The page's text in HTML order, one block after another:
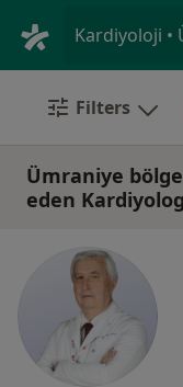
Kardiyoloji •
Filters
Ümraniye
eden